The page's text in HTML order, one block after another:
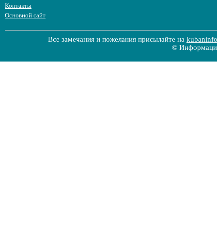
Контакты
Основной сайт
Все замечания и пожелания присылайте на
©